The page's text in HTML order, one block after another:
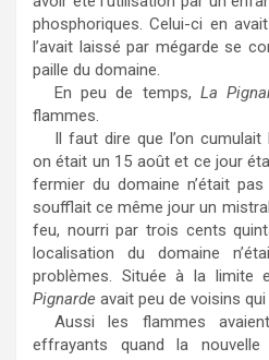
phosphoriques. Celui-ci en
l’avait laissé par mégarde se
paille du domaine.
En peu de temps, La
flammes.
Il faut dire que l’on
on était un 15 août et ce jour
fermier du domaine n’était
soufflait ce même jour un
feu, nourri par trois cents
localisation du domaine
problèmes. Située à la limite
Pignarde avait peu de voisins qui
Aussi les flammes
effrayants quand la